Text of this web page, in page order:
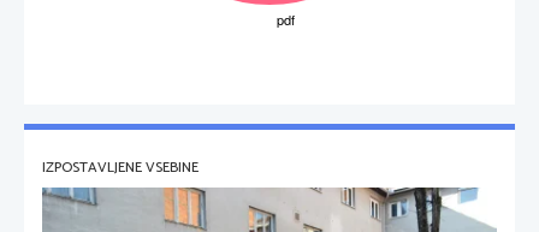
IZPOSTAVLJENE VSEBINE